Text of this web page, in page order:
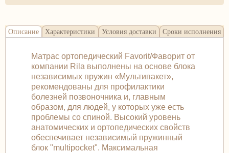
Описание Характеристики Условия доставки Сроки исполнения
Матрас ортопедический Favorit/Фаворит от
компании Rila выполнены на основе блока
независимых пружин «Мультипакет»,
рекомендованы для профилактики
болезней позвоночника и, главным
образом, для людей, у которых уже есть
проблемы со спиной. Высокий уровень
анатомических и ортопедических свойств
обеспечивает независимый пружинный
блок "multipocket". Максимальная